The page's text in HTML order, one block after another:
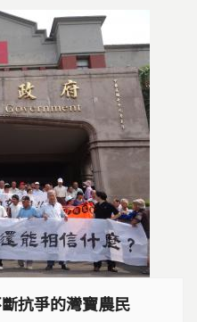
抗爭的灣寶農民